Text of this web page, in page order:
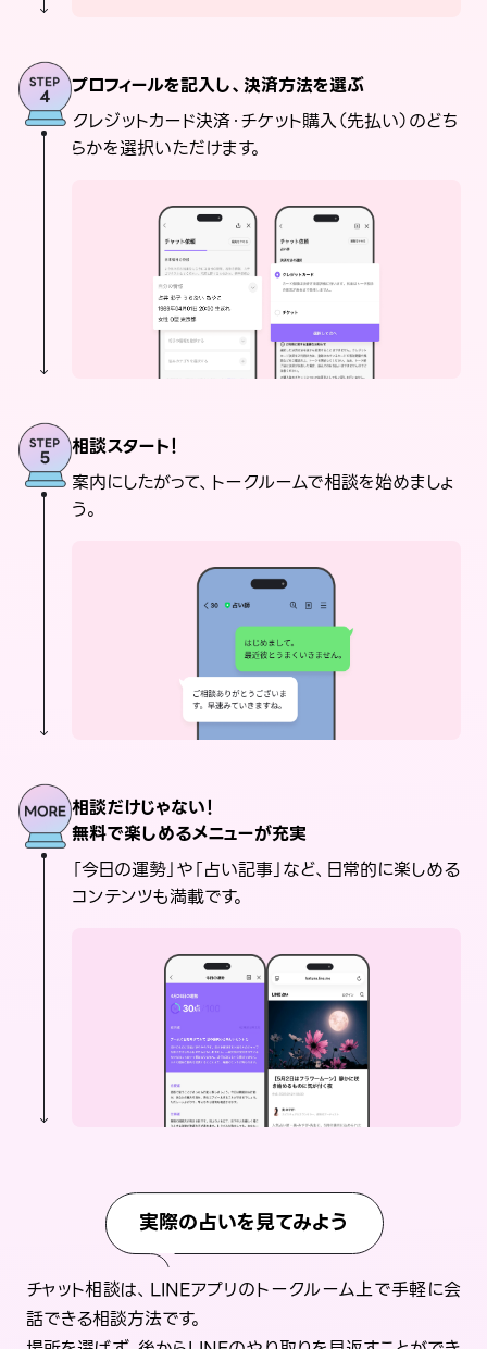
プロフィールを記入し、決済方法を選ぶ
クレジットカード決済・チケット購入（先払い）のどち
らかを選択いただけます。
相談スタート！
案内にしたがって、トークルームで相談を始めましょ
う。
相談だけじゃない！
無料で楽しめるメニューが充実
「今日の運勢」や「占い記事」など、日常的に楽しめる
コンテンツも満載です。
実際の占いを見てみよう
チャット相談は、LINEアプリのトークルーム上で手軽に会
話できる相談方法です。